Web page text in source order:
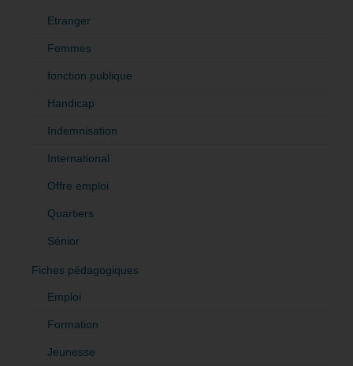
Etranger
Femmes
fonction publique
Handicap
Indemnisation
International
Offre emploi
Quartiers
Sénior
Fiches pédagogiques
Emploi
Formation
Jeunesse